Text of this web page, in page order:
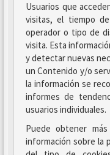
Usuarios que
visitas, el tiempo
operador o tipo de
visita. Esta
y detectar nuevas
un Contenido y/o
la información se
informes de
usuarios individuales.
Puede obtener
información sobre la